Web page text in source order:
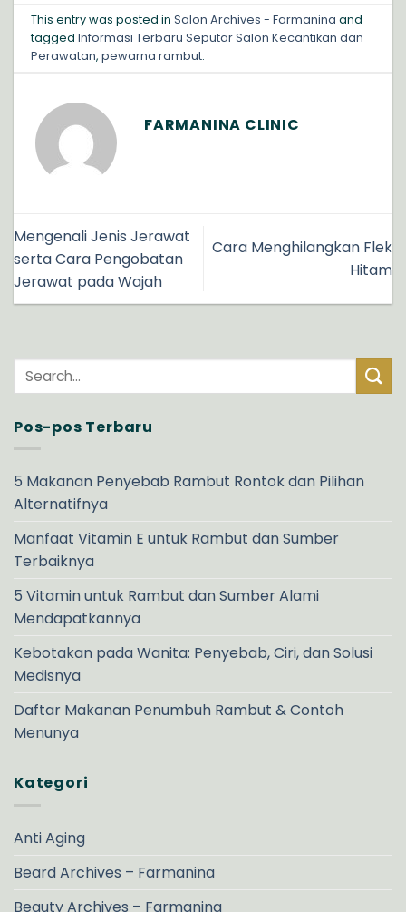
This entry was posted inSalon Archives - Farmanina and
taggedInformasi Terbaru Seputar Salon Kecantikan dan
Perawatan,pewarna rambut.
FARMANINA CLINIC
Mengenali Jenis Jerawat
serta Cara Pengobatan
Jerawat pada Wajah
Cara Menghilangkan Flek
Hitam
Pos-pos Terbaru
5 Makanan Penyebab Rambut Rontok dan Pilihan
Alternatifnya
Manfaat Vitamin E untuk Rambut dan Sumber
Terbaiknya
5 Vitamin untuk Rambut dan Sumber Alami
Mendapatkannya
Kebotakan pada Wanita: Penyebab, Ciri, dan Solusi
Medisnya
Daftar Makanan Penumbuh Rambut & Contoh
Menunya
Kategori
Anti Aging
Beard Archives – Farmanina
Beauty Archives – Farmanina